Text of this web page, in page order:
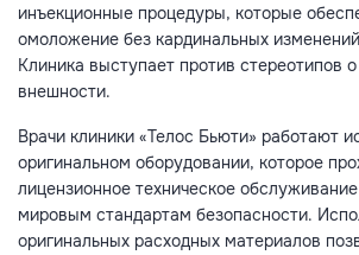
инъекционные процедуры, которые
омоложение без кардинальных
Клиника выступает против стереотипов
внешности.
Врачи клиники «Телос Бьюти» работают
оригинальном оборудовании, которое
лицензионное техническое
мировым стандартам безопасности.
оригинальных расходных материалов